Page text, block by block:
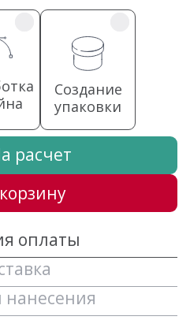
Создание
упаковки
расчет
оплаты
нанесения